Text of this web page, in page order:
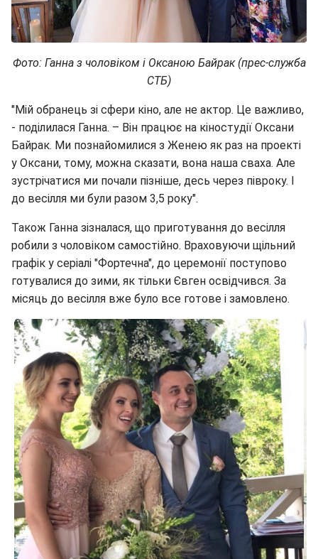
Фото: Ганна з чоловіком і Оксаною Байрак (прес-служба
СТБ)
"Мій обранець зі сфери кіно, але не актор. Це важливо,
- поділилася Ганна. – Він працює на кіностудії Оксани
Байрак. Ми познайомилися з Женею як раз на проекті
у Оксани, тому, можна сказати, вона наша сваха. Але
зустрічатися ми почали пізніше, десь через півроку. І
до весілля ми були разом 3,5 року".
Також Ганна зізналася, що приготування до весілля
робили з чоловіком самостійно. Враховуючи щільний
графік у серіалі "Фортечна", до церемонії поступово
готувалися до зими, як тільки Євген освідчився. За
місяць до весілля вже було все готове і замовлено.